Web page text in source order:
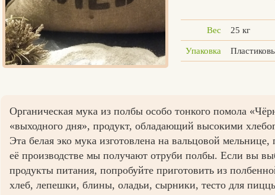
Вес 25 кг
Упаковка
Органическая мука из полбы особо тонкого помола
«выходного дня», продукт, обладающий высокими
Эта белая эко мука изготовлена на вальцовой
её производстве мы получают отруби полбы. Если вы
продукты питания, попробуйте приготовить из
хлеб, лепешки, блины, оладьи, сырники, тесто для